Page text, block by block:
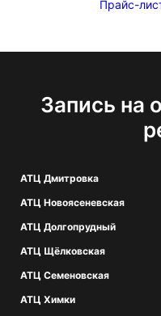
Прайс-
Запись на
АТЦ Дмитровка
АТЦ Новоясеневская
АТЦ Долгопрудный
АТЦ Щёлковская
АТЦ Семеновская
АТЦ Химки